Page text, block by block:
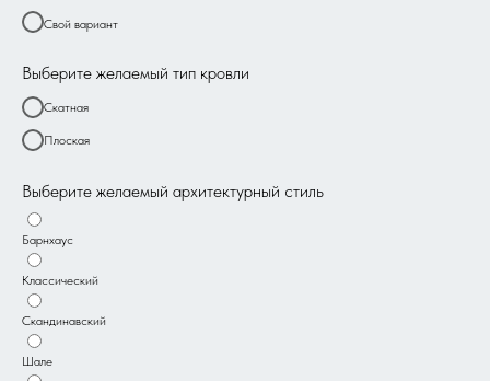
Свой вариант
Выберите желаемый тип кровли
Скатная
Плоская
Выберите желаемый архитектурный стиль
Барнхаус
Классический
Скандинавский
Шале